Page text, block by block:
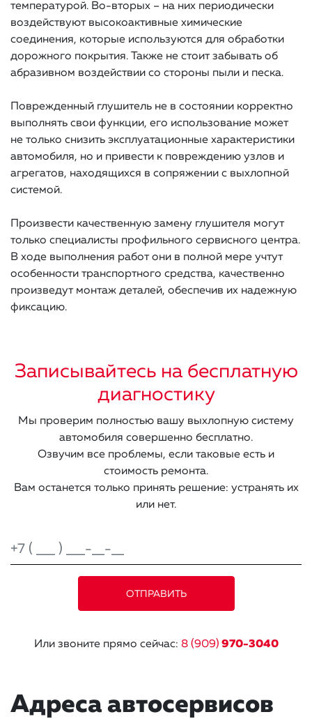
температурой. Во-вторых – на них периодически
воздействуют высокоактивные химические
соединения, которые используются для обработки
дорожного покрытия. Также не стоит забывать об
абразивном воздействии со стороны пыли и песка.
Поврежденный глушитель не в состоянии корректно
выполнять свои функции, его использование может
не только снизить эксплуатационные характеристики
автомобиля, но и привести к повреждению узлов и
агрегатов, находящихся в сопряжении с выхлопной
системой.
Произвести качественную замену глушителя могут
только специалисты профильного сервисного центра.
В ходе выполнения работ они в полной мере учтут
особенности транспортного средства, качественно
произведут монтаж деталей, обеспечив их надежную
фиксацию.
Записывайтесь на бесплатную
диагностику
Мы проверим полностью вашу выхлопную систему
автомобиля совершенно бесплатно.
Озвучим все проблемы, если таковые есть и
стоимость ремонта.
Вам останется только принять решение: устранять их
или нет.
Или звоните прямо сейчас: 8 (909) 970-3040
Адреса автосервисов